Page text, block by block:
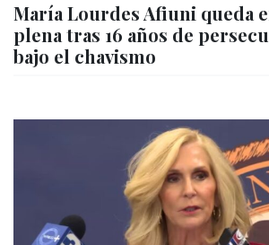
María Lourdes Afiuni queda
plena tras 16 años de
bajo el chavismo